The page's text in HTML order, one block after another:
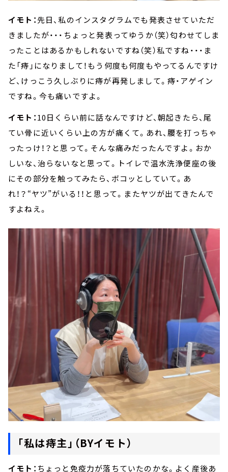
イモト：先日、私のインスタグラムでも発表させていただ
きましたが・・・ちょっと発表ってゆうか（笑）匂わせてしま
ったことはあるかもしれないですね（笑）私ですね・・・ま
た「痔」になりまして！もう何度も何度もやってるんですけ
ど、けっこう久しぶりに痔が再発しまして。痔・アゲイン
ですね。今も痛いですよ。
イモト：10日くらい前に話なんですけど、朝起きたら、尾
てい骨に近いくらい上の方が痛くて。あれ、腰を打っちゃ
ったっけ！？と思って。そんな痛みだったんですよ。おか
しいな、治らないなと思って。トイレで温水洗浄便座の後
にその部分を触ってみたら、ボコッとしていて。あ
れ！？“ヤツ”がいる！！と思って。またヤツが出てきたんで
すよねえ。
「私は痔主」（BYイモト）
イモト： ちょっと免疫力が落ちていたのかな。よく産後あ